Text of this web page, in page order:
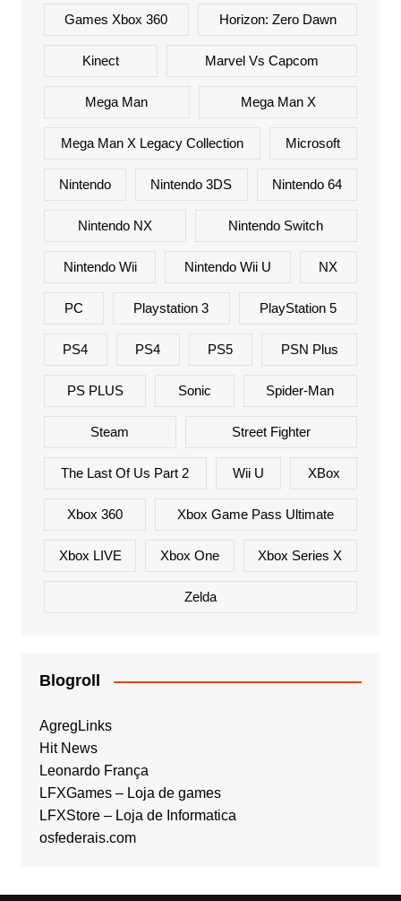
Games Xbox 360 Horizon: Zero Dawn
Kinect Marvel Vs Capcom
Mega Man Mega Man X
Mega Man X Legacy Collection Microsoft
Nintendo Nintendo 3DS Nintendo 64
Nintendo NX Nintendo Switch
Nintendo Wii Nintendo Wii U NX
PC Playstation 3 PlayStation 5
PS4 PS4 PS5 PSN Plus
PS PLUS Sonic Spider-Man
Steam Street Fighter
The Last Of Us Part 2 Wii U XBox
Xbox 360 Xbox Game Pass Ultimate
Xbox LIVE Xbox One Xbox Series X
Zelda
Blogroll
AgregLinks
Hit News
Leonardo França
LFXGames – Loja de games
LFXStore – Loja de Informatica
osfederais.com